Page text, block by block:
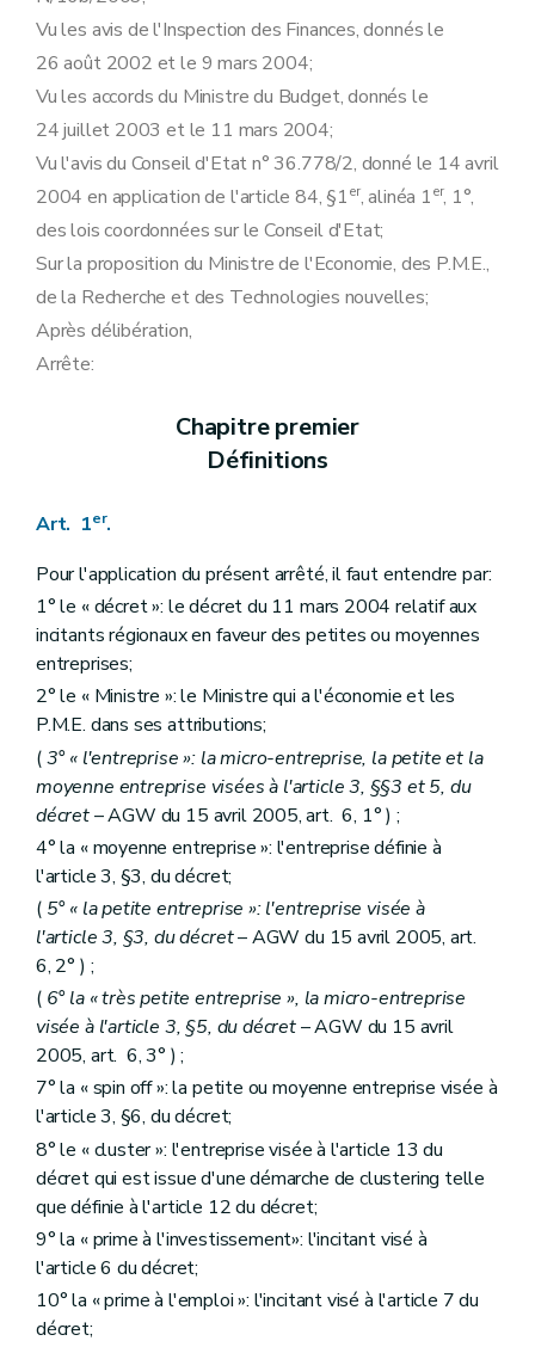
Vu les avis de l'Inspection des Finances, donnés le
26 août 2002 et le 9 mars 2004;
Vu les accords du Ministre du Budget, donnés le
24 juillet 2003 et le 11 mars 2004;
Vu l'avis du Conseil d'Etat n° 36.778/2, donné le 14 avril
2004 en application de l'article 84, §1er, alinéa 1er, 1°,
des lois coordonnées sur le Conseil d'Etat;
Sur la proposition du Ministre de l'Economie, des P.M.E.,
de la Recherche et des Technologies nouvelles;
Après délibération,
Arrête:
Chapitre premier
Définitions
Art. 1er.
Pour l'application du présent arrêté, il faut entendre par:
1° le « décret »: le décret du 11 mars 2004 relatif aux
incitants régionaux en faveur des petites ou moyennes
entreprises;
2° le « Ministre »: le Ministre qui a l'économie et les
P.M.E. dans ses attributions;
(3° « l'entreprise »: la micro-entreprise, la petite et la
moyenne entreprise visées à l'article 3, §§3 et 5, du
décret– AGW du 15 avril 2005, art. 6, 1° ) ;
4° la « moyenne entreprise »: l'entreprise définie à
l'article 3, §3, du décret;
( 5° « la petite entreprise »: l'entreprise visée à
l'article 3, §3, du décret– AGW du 15 avril 2005, art.
6, 2° ) ;
( 6° la « très petite entreprise », la micro-entreprise
visée à l'article 3, §5, du décret– AGW du 15 avril
2005, art. 6, 3° ) ;
7° la « spin off »: la petite ou moyenne entreprise visée à
l'article 3, §6, du décret;
8° le « cluster »: l'entreprise visée à l'article 13 du
décret qui est issue d'une démarche de clustering telle
que définie à l'article 12 du décret;
9° la « prime à l'investissement»: l'incitant visé à
l'article 6 du décret;
10° la « prime à l'emploi »: l'incitant visé à l'article 7 du
décret;